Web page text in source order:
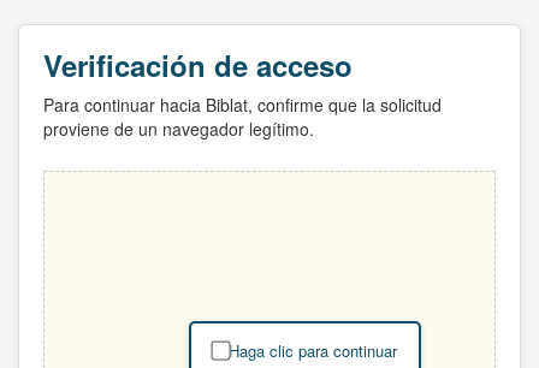
Verificación de acceso
Para continuar hacia Biblat, confirme que la solicitud
proviene de un navegador legítimo.
Haga clic para continuar